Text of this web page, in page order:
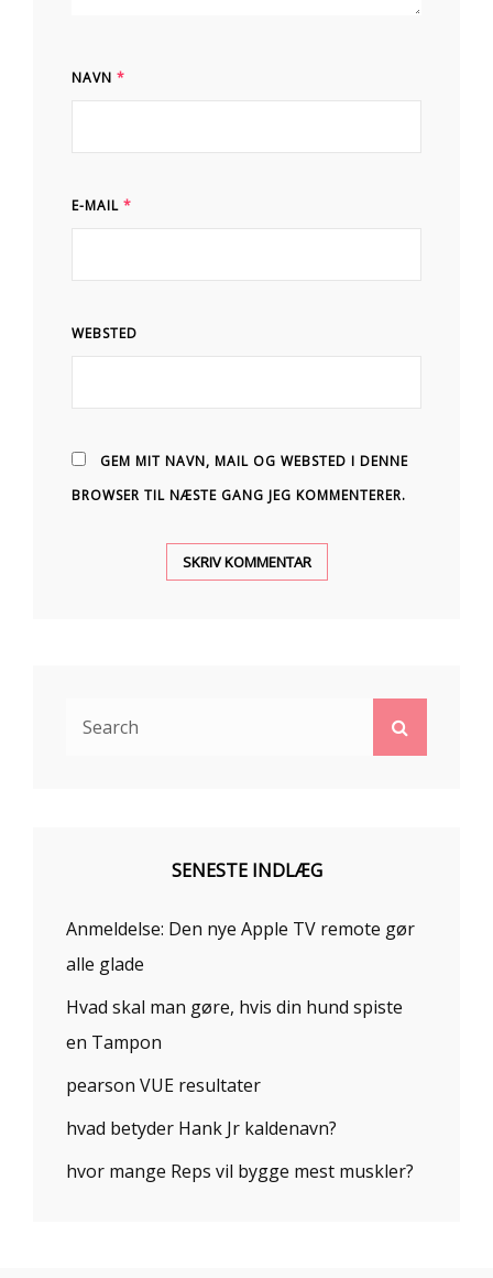
NAVN *
E-MAIL *
WEBSTED
GEM MIT NAVN, MAIL OG WEBSTED I DENNE
BROWSER TIL NÆSTE GANG JEG KOMMENTERER.
SENESTE INDLÆG
Anmeldelse: Den nye Apple TV remote gør
alle glade
Hvad skal man gøre, hvis din hund spiste
en Tampon
pearson VUE resultater
hvad betyder Hank Jr kaldenavn?
hvor mange Reps vil bygge mest muskler?